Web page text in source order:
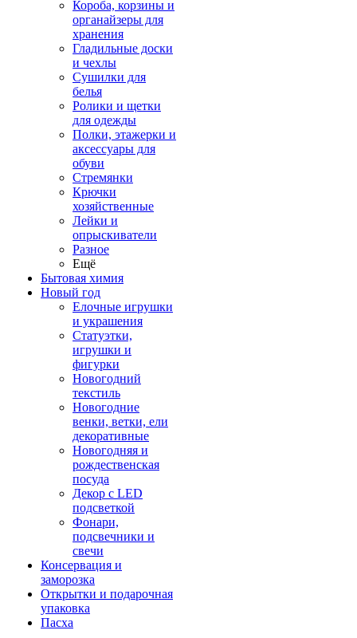
Короба, корзины и
органайзеры для
хранения
Гладильные доски
и чехлы
Сушилки для
белья
Ролики и щетки
для одежды
Полки, этажерки и
аксессуары для
обуви
Стремянки
Крючки
хозяйственные
Лейки и
опрыскиватели
Разное
Ещё
Бытовая химия
Новый год
Елочные игрушки
и украшения
Статуэтки,
игрушки и
фигурки
Новогодний
текстиль
Новогодние
венки, ветки, ели
декоративные
Новогодняя и
рождественская
посуда
Декор с LED
подсветкой
Фонари,
подсвечники и
свечи
Консервация и
заморозка
Открытки и подарочная
упаковка
Пасха